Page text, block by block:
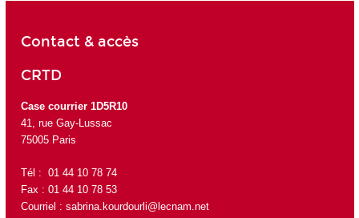
Contact & accès
CRTD
Case courrier 1D5R10
41, rue Gay-Lussac
75005 Paris
Tél : 01 44 10 78 74
Fax : 01 44 10 78 53
Courriel : sabrina.kourdourli@lecnam.net